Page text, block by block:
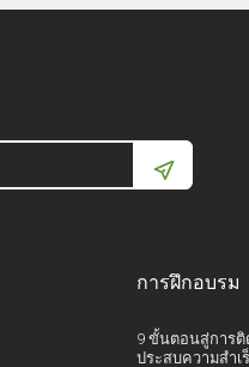
การฝึกอบรม
9 ขั้นตอนสู่การติ
ประสบความสำเ